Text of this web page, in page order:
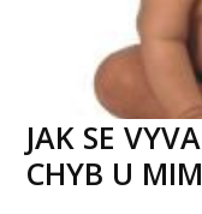
JAK SE
CHYB U